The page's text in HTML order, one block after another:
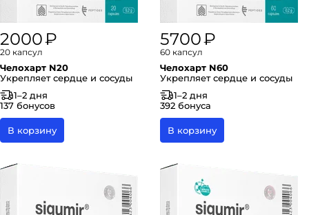
2000 ₽
20 капсул
Челохарт N20
Укрепляет сердце и сосуды
1–2 дня
137 бонусов
В корзину
5700 ₽
60 капсул
Челохарт N60
Укрепляет сердце и сосуды
1–2 дня
392 бонуса
В корзину